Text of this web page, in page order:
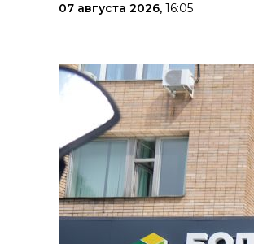
07 августа 2026, 16:05